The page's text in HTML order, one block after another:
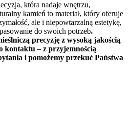
która nadaje wnętrzu,
kamień to materiał, który oferuje
ale i niepowtarzalną estetykę,
do swoich potrzeb.
precyzję z wysoką jakością
kontaktu – z przyjemnością
i pomożemy przekuć Państwa